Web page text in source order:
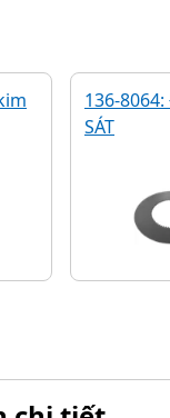
136-
SÁT